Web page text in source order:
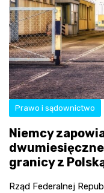
Prawo i sądownictwo
Niemcy
granicy z
Rząd Federalnej